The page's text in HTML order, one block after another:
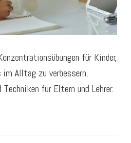
für Kinder,
im Alltag zu verbessern.
für Eltern und Lehrer.